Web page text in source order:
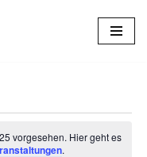
vorgesehen. Hier geht es
.